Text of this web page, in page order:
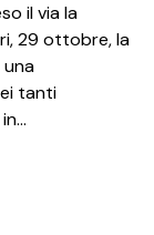
il via la
29 ottobre, la
una
tanti